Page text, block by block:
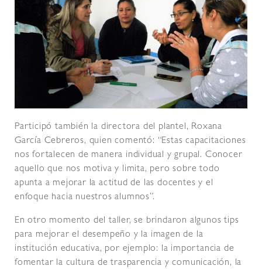
Participó también la directora del plantel, Roxana
García Cebreros, quien comentó: “Estas capacitaciones
nos fortalecen de manera individual y grupal. Conocer
aquello que nos motiva y limita, pero sobre todo
apunta a mejorar la actitud de las docentes y el
enfoque hacia nuestros alumnos”.
En otro momento del taller, se brindaron algunos tips
para mejorar el desempeño y la imagen de la
institución educativa, por ejemplo: la importancia de
fomentar la cultura de trasparencia y comunicación, la